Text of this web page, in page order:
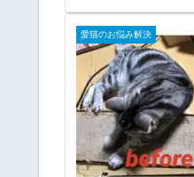
愛猫のお悩み解決